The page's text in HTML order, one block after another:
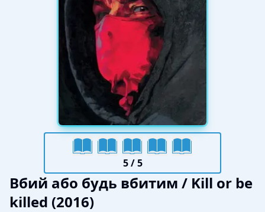
5/ 5
Вбий або будь вбитим / Kill or be
killed (2016)